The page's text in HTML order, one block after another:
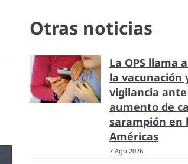
Otras noticias
La OPS llama
la vacunación
vigilancia
aumento de
sarampión en
Américas
7 Ago 2026